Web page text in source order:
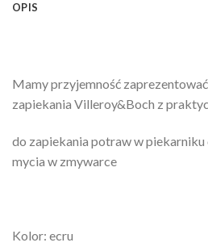
OPIS
Mamy przyjemność
zapiekania Villeroy&Boch z
do zapiekania potraw w piekarniku
mycia w zmywarce
Kolor: ecru